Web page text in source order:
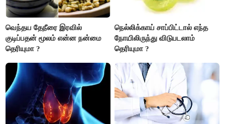
வெந்தய தேநீரை இரவில்
குடிப்பதன் மூலம் என்ன நன்மை
தெரியுமா ?
நெல்லிக்காய் சாப்பிட்டால் எந்த
நோயிலிருந்து விடுபடலாம்
தெரியுமா ?